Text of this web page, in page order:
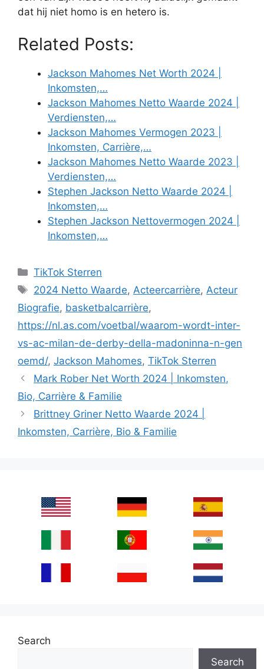
dat hij niet homo is en hetero is.
Related Posts:
Jackson Mahomes Net Worth 2024 |
Inkomsten,…
Jackson Mahomes Netto Waarde 2024 |
Verdiensten,…
Jackson Mahomes Vermogen 2023 |
Inkomsten, Carrière,…
Jackson Mahomes Netto Waarde 2023 |
Verdiensten,…
Stephen Jackson Netto Waarde 2024 |
Inkomsten,…
Stephen Jackson Nettovermogen 2024 |
Inkomsten,…
Categories
TikTok Sterren
Tags
2024 Netto Waarde,Acteercarrière,Acteur
Biografie, basketbalcarrière,
https://nl.as.com/voetbal/waarom-wordt-inter-
vs-ac-milan-de-derby-della-madoninna-n-gen
oemd/, Jackson Mahomes, TikTok Sterren
Mark Rober Net Worth 2024 | Inkomsten,
Bio, Carrière & Familie
Brittney Griner Netto Waarde 2024 |
Inkomsten, Carrière, Bio & Familie
Search
Search